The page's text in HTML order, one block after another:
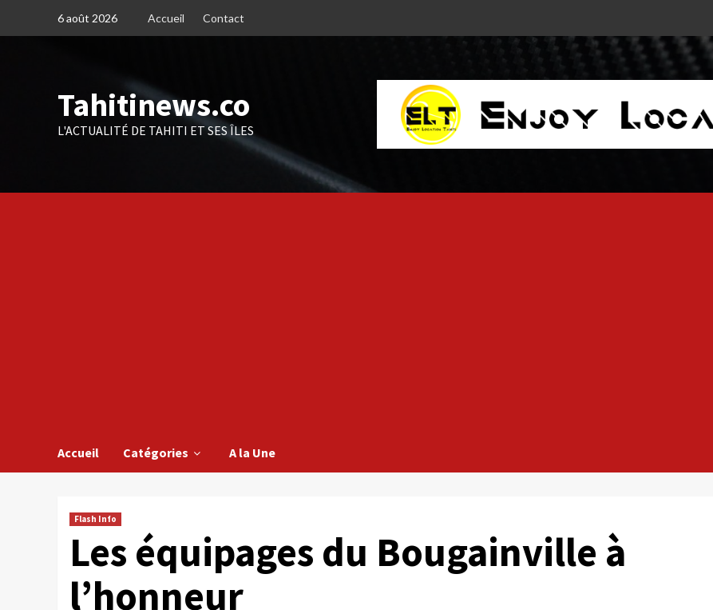
6 août 2026 Accueil Contact
Tahitinews.co
L'ACTUALITÉ DE TAHITI ET SES ÎLES
Accueil Catégories A la Une
Flash Info
Les équipages du Bougainville à
l’honneur